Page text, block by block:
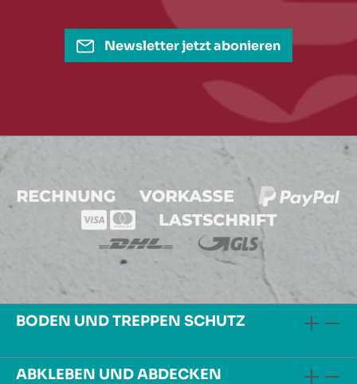
Newsletter jetzt abonieren
BODEN UND TREPPEN SCHUTZ
ABKLEBEN UND ABDECKEN